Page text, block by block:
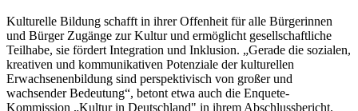
Kulturelle Bildung schafft in ihrer Offenheit für alle Bürgerinnen
und Bürger Zugänge zur Kultur und ermöglicht gesellschaftliche
Teilhabe, sie fördert Integration und Inklusion. „Gerade die sozialen,
kreativen und kommunikativen Potenziale der kulturellen
Erwachsenenbildung sind perspektivisch von großer und
wachsender Bedeutung“, betont etwa auch die Enquete-
Kommission „Kultur in Deutschland" in ihrem Abschlussbericht.